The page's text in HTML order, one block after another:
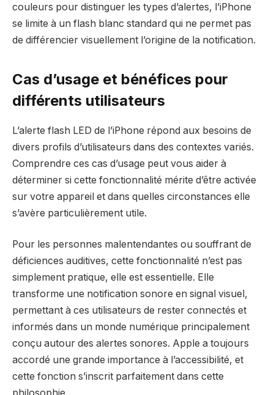
couleurs pour distinguer les types d’alertes, l’iPhone
se limite à un flash blanc standard qui ne permet pas
de différencier visuellement l’origine de la notification.
Cas d’usage et bénéfices pour
différents utilisateurs
L’alerte flash LED de l’iPhone répond aux besoins de
divers profils d’utilisateurs dans des contextes variés.
Comprendre ces cas d’usage peut vous aider à
déterminer si cette fonctionnalité mérite d’être activée
sur votre appareil et dans quelles circonstances elle
s’avère particulièrement utile.
Pour les personnes malentendantes ou souffrant de
déficiences auditives, cette fonctionnalité n’est pas
simplement pratique, elle est essentielle. Elle
transforme une notification sonore en signal visuel,
permettant à ces utilisateurs de rester connectés et
informés dans un monde numérique principalement
conçu autour des alertes sonores. Apple a toujours
accordé une grande importance à l’accessibilité, et
cette fonction s’inscrit parfaitement dans cette